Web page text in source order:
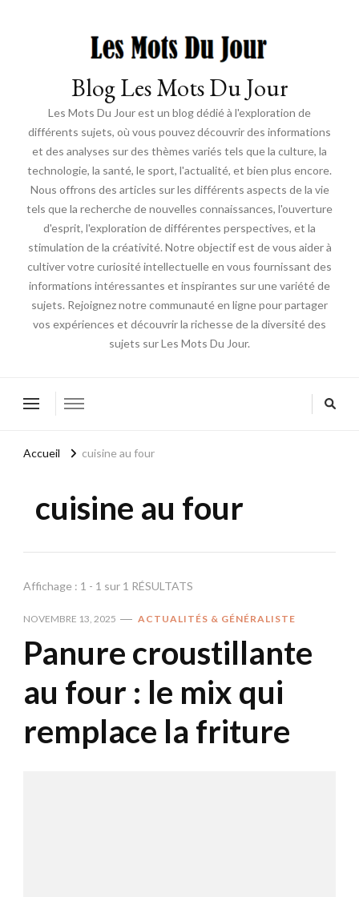
Blog Les Mots Du Jour
Les Mots Du Jour est un blog dédié à l'exploration de
différents sujets, où vous pouvez découvrir des informations
et des analyses sur des thèmes variés tels que la culture, la
technologie, la santé, le sport, l'actualité, et bien plus encore.
Nous offrons des articles sur les différents aspects de la vie
tels que la recherche de nouvelles connaissances, l'ouverture
d'esprit, l'exploration de différentes perspectives, et la
stimulation de la créativité. Notre objectif est de vous aider à
cultiver votre curiosité intellectuelle en vous fournissant des
informations intéressantes et inspirantes sur une variété de
sujets. Rejoignez notre communauté en ligne pour partager
vos expériences et découvrir la richesse de la diversité des
sujets sur Les Mots Du Jour.
Accueil cuisine au four
cuisine au four
Affichage : 1 - 1 sur 1 RÉSULTATS
NOVEMBRE 13, 2025 ACTUALITÉS & GÉNÉRALISTE
Panure croustillante
au four : le mix qui
remplace la friture